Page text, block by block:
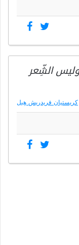
الشِّعر
كريستيان فريدريش هِبل